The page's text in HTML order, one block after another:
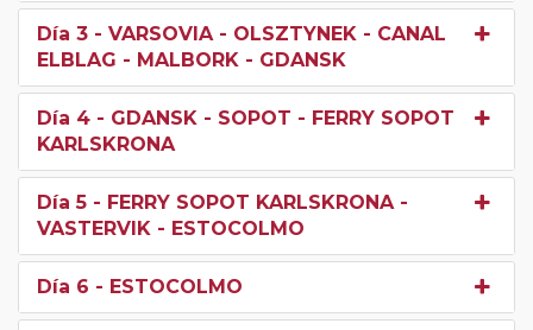
Día 3 - VARSOVIA - OLSZTYNEK - CANAL
ELBLAG - MALBORK - GDANSK
Día 4 - GDANSK - SOPOT - FERRY SOPOT
KARLSKRONA
Día 5 - FERRY SOPOT KARLSKRONA -
VASTERVIK - ESTOCOLMO
Día 6 - ESTOCOLMO